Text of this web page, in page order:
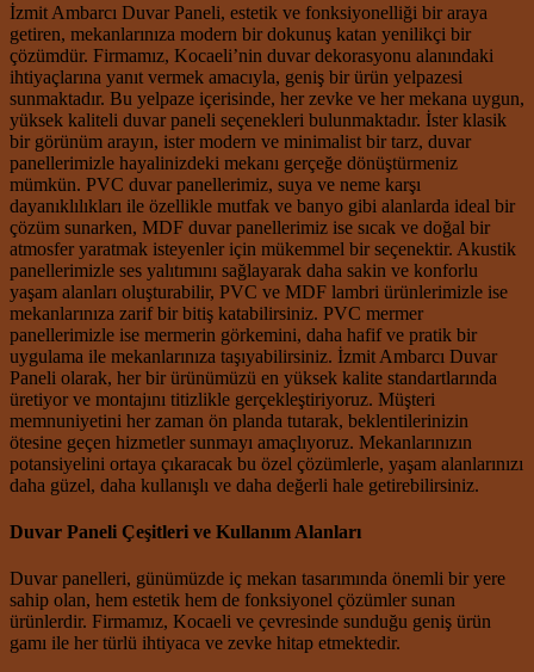
İzmit Ambarcı Duvar Paneli, estetik ve fonksiyonelliği bir araya
getiren, mekanlarınıza modern bir dokunuş katan yenilikçi bir
çözümdür. Firmamız, Kocaeli’nin duvar dekorasyonu alanındaki
ihtiyaçlarına yanıt vermek amacıyla, geniş bir ürün yelpazesi
sunmaktadır. Bu yelpaze içerisinde, her zevke ve her mekana uygun,
yüksek kaliteli duvar paneli seçenekleri bulunmaktadır. İster klasik
bir görünüm arayın, ister modern ve minimalist bir tarz, duvar
panellerimizle hayalinizdeki mekanı gerçeğe dönüştürmeniz
mümkün. PVC duvar panellerimiz, suya ve neme karşı
dayanıklılıkları ile özellikle mutfak ve banyo gibi alanlarda ideal bir
çözüm sunarken, MDF duvar panellerimiz ise sıcak ve doğal bir
atmosfer yaratmak isteyenler için mükemmel bir seçenektir. Akustik
panellerimizle ses yalıtımını sağlayarak daha sakin ve konforlu
yaşam alanları oluşturabilir, PVC ve MDF lambri ürünlerimizle ise
mekanlarınıza zarif bir bitiş katabilirsiniz. PVC mermer
panellerimizle ise mermerin görkemini, daha hafif ve pratik bir
uygulama ile mekanlarınıza taşıyabilirsiniz. İzmit Ambarcı Duvar
Paneli olarak, her bir ürünümüzü en yüksek kalite standartlarında
üretiyor ve montajını titizlikle gerçekleştiriyoruz. Müşteri
memnuniyetini her zaman ön planda tutarak, beklentilerinizin
ötesine geçen hizmetler sunmayı amaçlıyoruz. Mekanlarınızın
potansiyelini ortaya çıkaracak bu özel çözümlerle, yaşam alanlarınızı
daha güzel, daha kullanışlı ve daha değerli hale getirebilirsiniz.
Duvar Paneli Çeşitleri ve Kullanım Alanları
Duvar panelleri, günümüzde iç mekan tasarımında önemli bir yere
sahip olan, hem estetik hem de fonksiyonel çözümler sunan
ürünlerdir. Firmamız, Kocaeli ve çevresinde sunduğu geniş ürün
gamı ile her türlü ihtiyaca ve zevke hitap etmektedir.